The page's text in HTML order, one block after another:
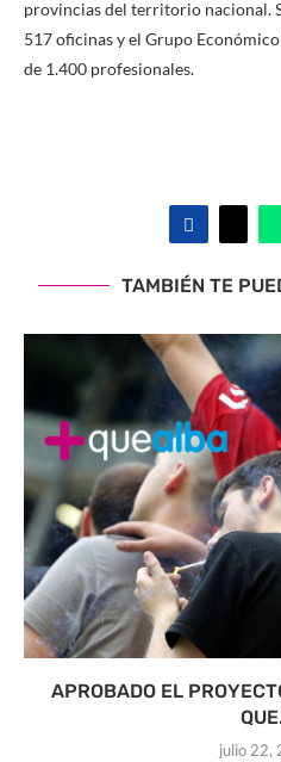
provincias del territorio nacional.
517 oficinas y el Grupo
de 1.400 profesionales.
TAMBIÉN TE
APROBADO EL
julio 22,